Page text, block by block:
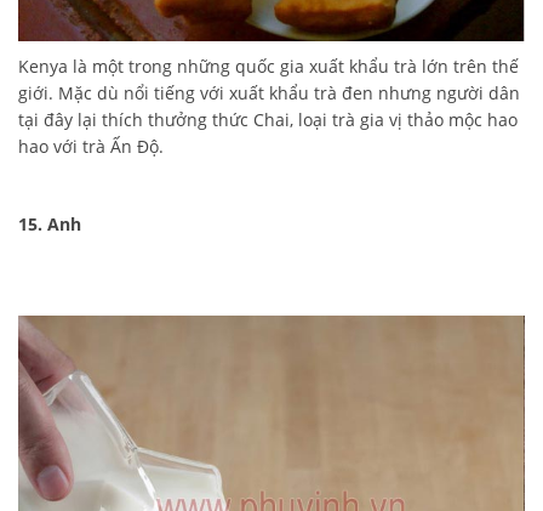
Kenya là một trong những quốc gia xuất khẩu trà lớn trên thế
giới. Mặc dù nổi tiếng với xuất khẩu trà đen nhưng người dân
tại đây lại thích thưởng thức Chai, loại trà gia vị thảo mộc hao
hao với trà Ấn Độ.
15. Anh